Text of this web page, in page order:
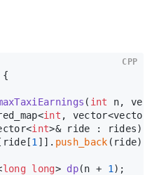
{
( int
n,
int , vector<vector<
int>& ride : rides) {
1 ]]. push_back (ride);
long long> dp(n + 1 ) ;
CPP